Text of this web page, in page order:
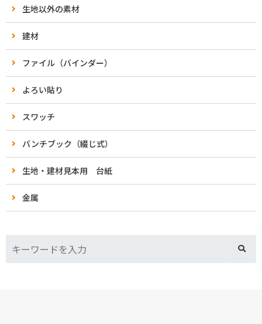
生地以外の素材
建材
ファイル（バインダー）
よろい貼り
スワッチ
バンチブック（綴じ式）
生地・建材見本用 台紙
金属